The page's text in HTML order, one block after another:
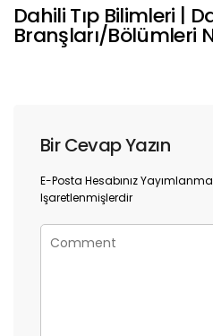
Dahili Tıp Bilimleri |
Branşları/Bölümleri
Bir Cevap Yazın
E-Posta Hesabınız
Işaretlenmişlerdir